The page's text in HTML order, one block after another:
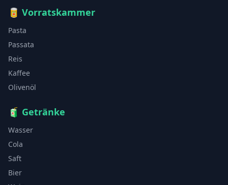
🥫 Vorratskammer
Pasta
Passata
Reis
Kaffee
Olivenöl
🧃 Getränke
Wasser
Cola
Saft
Bier